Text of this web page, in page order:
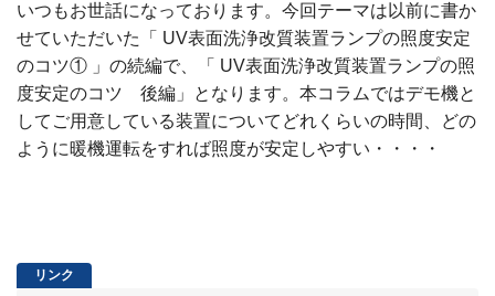
いつもお世話になっております。今回テーマは以前に書か
せていただいた「 UV表面洗浄改質装置ランプの照度安定
のコツ① 」の続編で、「 UV表面洗浄改質装置ランプの照
度安定のコツ 後編」となります。本コラムではデモ機と
してご用意している装置についてどれくらいの時間、どの
ように暖機運転をすれば照度が安定しやすい・・・・